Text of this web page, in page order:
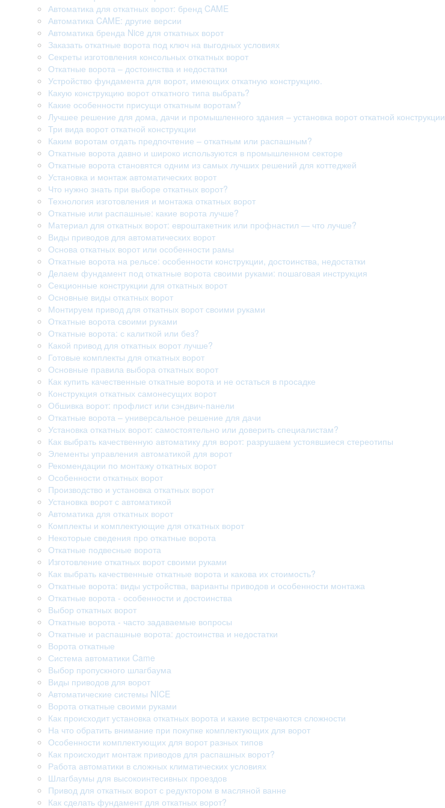
Автоматика для откатных ворот: бренд CAME
Автоматика CAME: другие версии
Автоматика бренда Nice для откатных ворот
Заказать откатные ворота под ключ на выгодных условиях
Секреты изготовления консольных откатных ворот
Откатные ворота – достоинства и недостатки
Устройство фундамента для ворот, имеющих откатную конструкцию.
Какую конструкцию ворот откатного типа выбрать?
Какие особенности присущи откатным воротам?
Лучшее решение для дома, дачи и промышленного здания – установка ворот откатной конструкции
Три вида ворот откатной конструкции
Каким воротам отдать предпочтение – откатным или распашным?
Откатные ворота давно и широко используются в промышленном секторе
Откатные ворота становятся одним из самых лучших решений для коттеджей
Установка и монтаж автоматических ворот
Что нужно знать при выборе откатных ворот?
Технология изготовления и монтажа откатных ворот
Откатные или распашные: какие ворота лучше?
Материал для откатных ворот: евроштакетник или профнастил — что лучше?
Виды приводов для автоматических ворот
Основа откатных ворот или особенности рамы
Откатные ворота на рельсе: особенности конструкции, достоинства, недостатки
Делаем фундамент под откатные ворота своими руками: пошаговая инструкция
Секционные конструкции для откатных ворот
Основные виды откатных ворот
Монтируем привод для откатных ворот своими руками
Откатные ворота своими руками
Откатные ворота: с калиткой или без?
Какой привод для откатных ворот лучше?
Готовые комплекты для откатных ворот
Основные правила выбора откатных ворот
Как купить качественные откатные ворота и не остаться в просадке
Конструкция откатных самонесущих ворот
Обшивка ворот: профлист или сэндвич-панели
Откатные ворота – универсальное решение для дачи
Установка откатных ворот: самостоятельно или доверить специалистам?
Как выбрать качественную автоматику для ворот: разрушаем устоявшиеся стереотипы
Элементы управления автоматикой для ворот
Рекомендации по монтажу откатных ворот
Особенности откатных ворот
Производство и установка откатных ворот
Установка ворот с автоматикой
Автоматика для откатных ворот
Комплекты и комплектующие для откатных ворот
Некоторые сведения про откатные ворота
Откатные подвесные ворота
Изготовление откатных ворот своими руками
Как выбрать качественные откатные ворота и какова их стоимость?
Откатные ворота: виды устройства, варианты приводов и особенности монтажа
Откатные ворота - особенности и достоинства
Выбор откатных ворот
Откатные ворота - часто задаваемые вопросы
Откатные и распашные ворота: достоинства и недостатки
Ворота откатные
Система автоматики Came
Выбор пропускного шлагбаума
Виды приводов для ворот
Автоматические системы NICE
Ворота откатные своими руками
Как происходит установка откатных ворота и какие встречаются сложности
На что обратить внимание при покупке комплектующих для ворот
Особенности комплектующих для ворот разных типов
Как происходит монтаж приводов для распашных ворот?
Работа автоматики в сложных климатических условиях
Шлагбаумы для высокоинтесивных проездов
Привод для откатных ворот с редуктором в масляной ванне
Как сделать фундамент для откатных ворот?